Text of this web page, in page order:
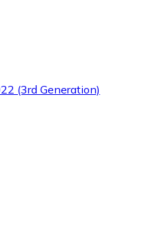
(3rd Generation)